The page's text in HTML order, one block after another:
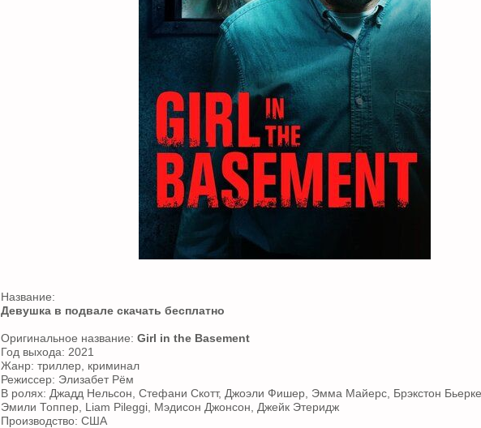
Название:
Девушка в подвале скачать бесплатно
Оригинальное название: Girl in the Basement
Год выхода: 2021
Жанр: триллер, криминал
Режиссер: Элизабет Рём
В ролях: Джадд Нельсон, Стефани Скотт, Джоэли Фишер, Эмма Майерс, Брэкстон
Эмили Топпер, Liam Pileggi, Мэдисон Джонсон, Джейк Этеридж
Производство: США